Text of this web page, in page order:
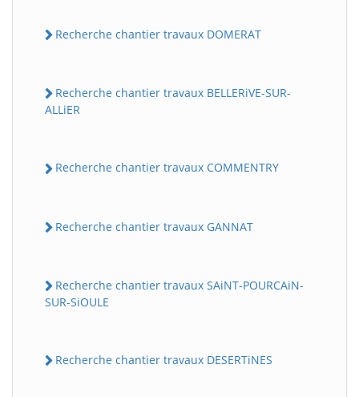
Recherche chantier travaux DOMERAT
Recherche chantier travaux BELLERiVE-SUR-
ALLiER
Recherche chantier travaux COMMENTRY
Recherche chantier travaux GANNAT
Recherche chantier travaux SAiNT-POURCAiN-
SUR-SiOULE
Recherche chantier travaux DESERTiNES